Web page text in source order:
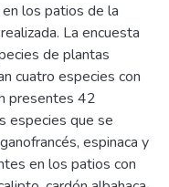
los patios de la
La encuesta
de plantas
cuatro especies con
presentes 42
especies que se
espinaca y
en los patios con